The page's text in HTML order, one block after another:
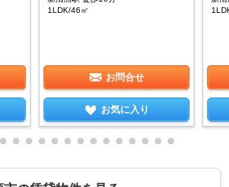
1LDK/46㎡
お問合せ
お気に入り